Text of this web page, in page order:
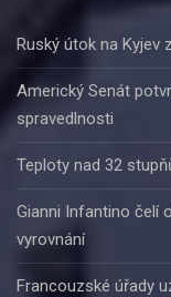
Ruský útok na Kyjev
Americký Senát
spravedlnosti
Teploty nad 32
Gianni Infantino čelí
vyrovnání
Francouzské úřady